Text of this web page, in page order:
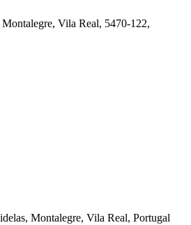
Vila Real, 5470-122,
Montalegre, Vila Real, Portugal